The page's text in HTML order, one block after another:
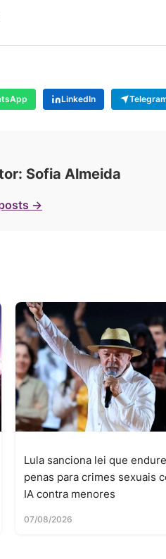
LinkedIn
Sofia Almeida
→
Lula sanciona lei que
penas para crimes sexuais
IA contra menores
07/08/2026